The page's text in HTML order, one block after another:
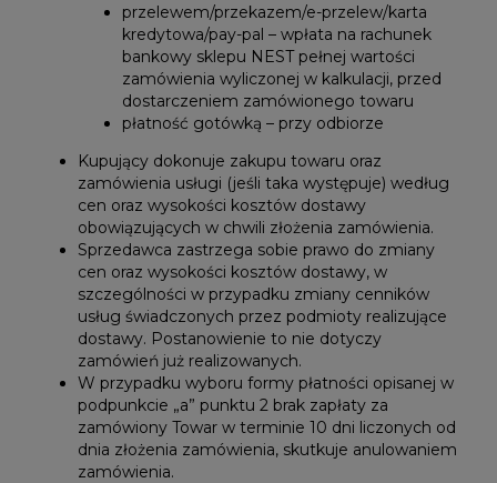
przelewem/przekazem/e-przelew/karta
kredytowa/pay-pal – wpłata na rachunek
bankowy sklepu NEST pełnej wartości
zamówienia wyliczonej w kalkulacji, przed
dostarczeniem zamówionego towaru
płatność gotówką – przy odbiorze
Kupujący dokonuje zakupu towaru oraz
zamówienia usługi (jeśli taka występuje) według
cen oraz wysokości kosztów dostawy
obowiązujących w chwili złożenia zamówienia.
Sprzedawca zastrzega sobie prawo do zmiany
cen oraz wysokości kosztów dostawy, w
szczególności w przypadku zmiany cenników
usług świadczonych przez podmioty realizujące
dostawy. Postanowienie to nie dotyczy
zamówień już realizowanych.
W przypadku wyboru formy płatności opisanej w
podpunkcie „a” punktu 2 brak zapłaty za
zamówiony Towar w terminie 10 dni liczonych od
dnia złożenia zamówienia, skutkuje anulowaniem
zamówienia.